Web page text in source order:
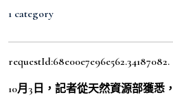
1 category
requestId:68e00e7e96e562.34187082.
10月3日，記者從天然資源部獲悉